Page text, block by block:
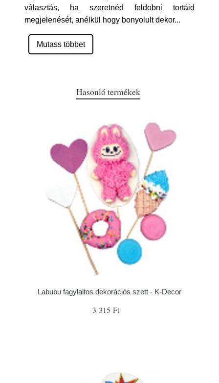
választás, ha szeretnéd feldobni tortáid
megjelenését, anélkül hogy bonyolult dekor...
Mutass többet
Hasonló termékek
Labubu fagylaltos dekorációs szett - K-Decor
3 315 Ft